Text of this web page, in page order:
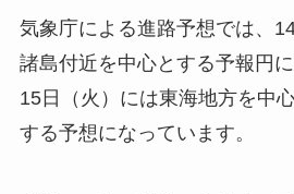
気象庁による進路予想では、
諸島付近を中心とする予報円に
15日（火）には東海地方を中
する予想になっています。